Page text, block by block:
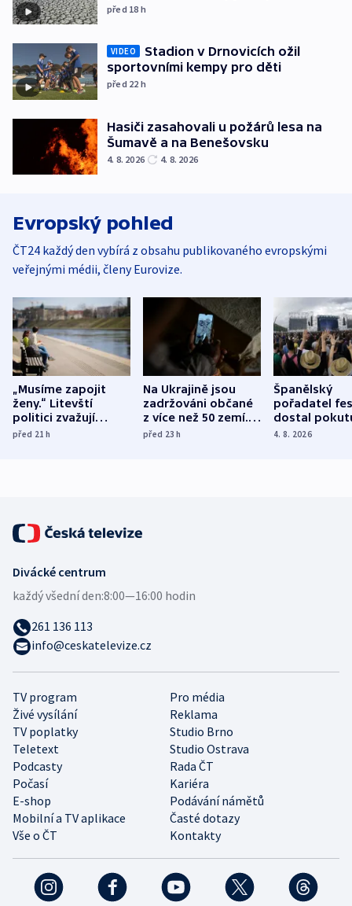
před 18 h
VIDEO
Stadion v Drnovicích ožil
sportovními kempy pro děti
před 22 h
Hasiči zasahovali u požárů lesa na
Šumavě a na Benešovsku
4. 8. 2026 4. 8. 2026
Evropský pohled
ČT24 každý den vybírá z obsahu publikovaného evropskými
veřejnými médii, členy Eurovize.
„Musíme zapojit
ženy.“ Litevští
politici zvažují
dohodu o
před 21h
Na Ukrajině jsou
zadržováni občané
z více než 50 zemí.
Bojovali na straně
před 23h
Španělský
pořadatel
dostal
nekalé
4. 8. 2026
TV program
Pro média
Živé vysílání
Reklama
TV poplatky
Studio Brno
Teletext
Studio Ostrava
Podcasty
Rada ČT
Počasí
Kariéra
E-shop
Podávání námětů
Mobilní a TV aplikace
Časté dotazy
Vše o ČT
Kontakty
Divácké centrum
každý všední den:8:00—16:00 hodin
261 136 113
info@ceskatelevize.cz